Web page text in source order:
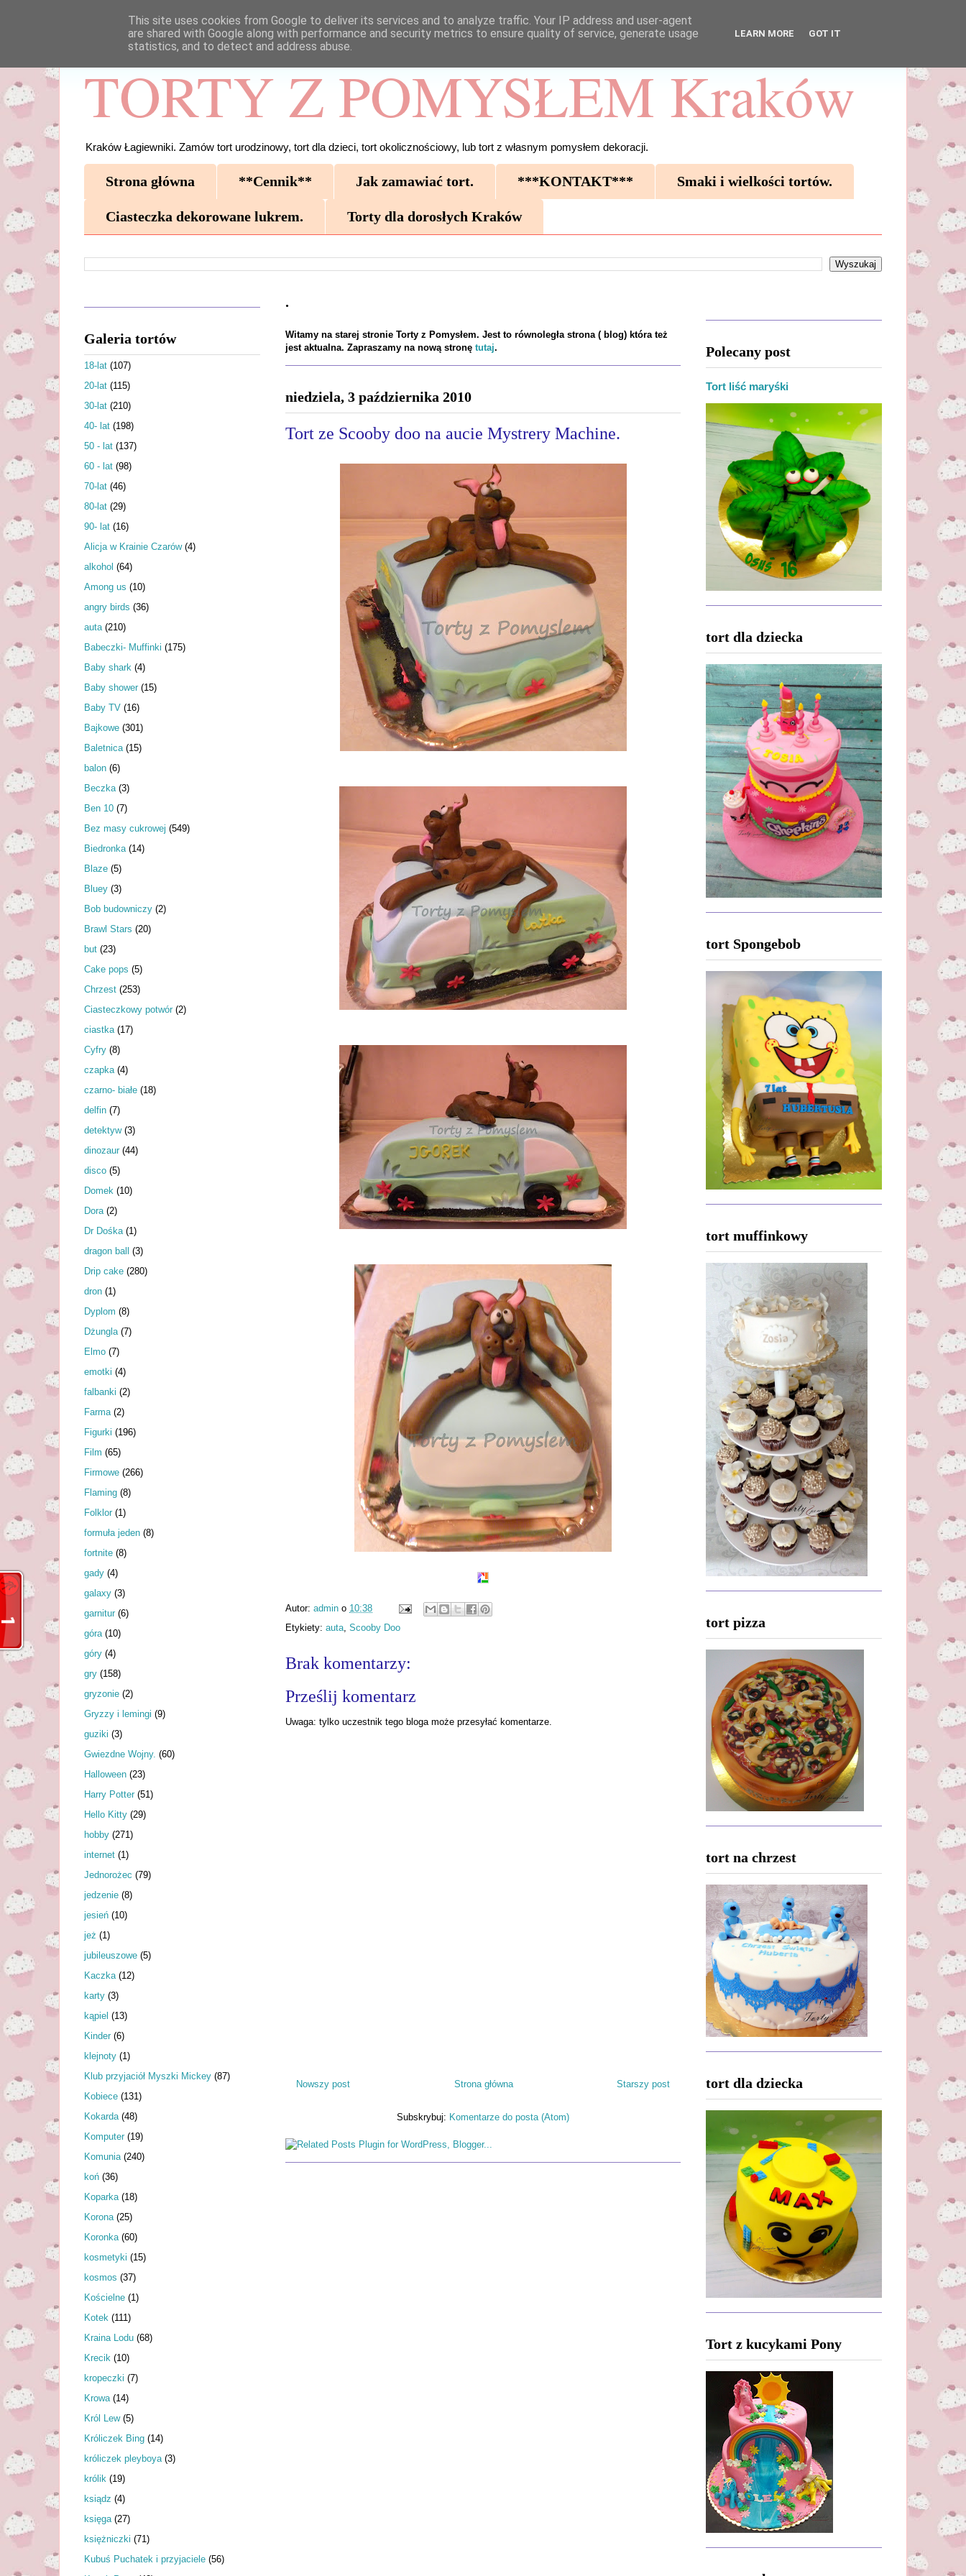
TORTY Z POMYSŁEM Kraków
Kraków Łagiewniki. Zamów tort urodzinowy, tort dla dzieci, tort okolicznościowy, lub tort z własnym pomysłem dekoracji.
Strona główna **Cennik** Jak zamawiać tort. ***KONTAKT*** Smaki i wielkości tortów.
Ciasteczka dekorowane lukrem. Torty dla dorosłych Kraków
.
Witamy na starej stronie Torty z Pomysłem. Jest to równoległa strona ( blog) która też
jest aktualna. Zapraszamy na nową stronę tutaj.
niedziela, 3 października 2010
Tort ze Scooby doo na aucie Mystrery Machine.
Autor: admin o 10:38
Etykiety: auta Scooby Doo
Brak komentarzy:
Prześlij komentarz
Uwaga: tylko uczestnik tego bloga może przesyłać komentarze.
Nowszy post Starszy post
Strona główna
Subskrybuj: Komentarze do posta (Atom)
Galeria tortów
18-lat (107)
20-lat (115)
30-lat (210)
40- lat (198)
50 - lat (137)
60 - lat (98)
70-lat (46)
80-lat (29)
90- lat (16)
Alicja w Krainie Czarów (4)
alkohol (64)
Among us (10)
angry birds (36)
auta (210)
Babeczki- Muffinki (175)
Baby shark (4)
Baby shower (15)
Baby TV (16)
Bajkowe (301)
Baletnica (15)
balon (6)
Beczka (3)
Ben 10 (7)
Bez masy cukrowej (549)
Biedronka (14)
Blaze (5)
Bluey (3)
Bob budowniczy (2)
Brawl Stars (20)
but (23)
Cake pops (5)
Chrzest (253)
Ciasteczkowy potwór (2)
ciastka (17)
Cyfry (8)
czapka (4)
czarno- białe (18)
delfin (7)
detektyw (3)
dinozaur (44)
disco (5)
Domek (10)
Dora (2)
Dr Dośka (1)
dragon ball (3)
Drip cake (280)
dron (1)
Dyplom (8)
Dżungla (7)
Elmo (7)
emotki (4)
falbanki (2)
Farma (2)
Figurki (196)
Film (65)
Firmowe (266)
Flaming (8)
Folklor (1)
formuła jeden (8)
fortnite (8)
gady (4)
galaxy (3)
garnitur (6)
góra (10)
góry (4)
gry (158)
gryzonie (2)
Gryzzy i lemingi (9)
guziki (3)
Gwiezdne Wojny. (60)
Halloween (23)
Harry Potter (51)
Hello Kitty (29)
hobby (271)
internet (1)
Jednorożec (79)
jedzenie (8)
jesień (10)
jeż (1)
jubileuszowe (5)
Kaczka (12)
karty (3)
kąpiel (13)
Kinder (6)
klejnoty (1)
Klub przyjaciół Myszki Mickey (87)
Kobiece (131)
Kokarda (48)
Komputer (19)
Komunia (240)
koń (36)
Koparka (18)
Korona (25)
Koronka (60)
kosmetyki (15)
kosmos (37)
Kościelne (1)
Kotek (111)
Kraina Lodu (68)
Krecik (10)
kropeczki (7)
Krowa (14)
Król Lew (5)
Króliczek Bing (14)
króliczek pleyboya (3)
królik (19)
ksiądz (4)
księga (27)
księżniczki (71)
Kubuś Puchatek i przyjaciele (56)
Polecany post
Tort liść maryśki
tort dla dziecka
tort Spongebob
tort muffinkowy
tort pizza
tort na chrzest
tort dla dziecka
Tort z kucykami Pony
This site uses cookies from Google to deliver its services and to analyze traffic. Your IP address and user-agent
are shared with Google along with performance and security metrics to ensure quality of service, generate usage
statistics, and to detect and address abuse.
LEARN MORE GOT IT